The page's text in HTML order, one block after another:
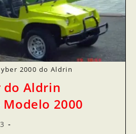
2000 do Aldrin
do Aldrin
Modelo 2000